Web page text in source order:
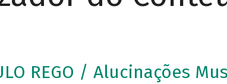
REGO / Alucinações